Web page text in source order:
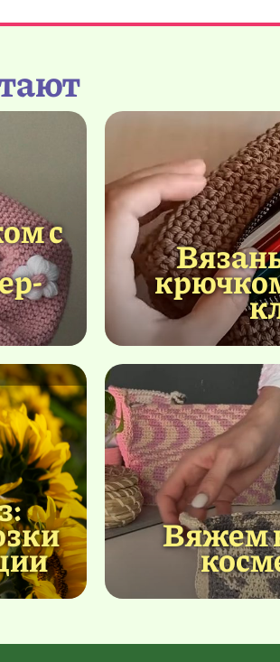
с
Вяжем